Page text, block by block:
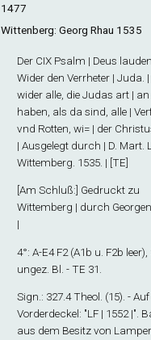
1477
Wittenberg: Georg Rhau 1535
Der CIX Psalm | Deus
Wider den Verrheter | Juda.
wider alle, die Judas art |
haben, als da sind, alle |
vnd Rotten, wi= | der
| Ausgelegt durch | D. Mart.
Wittemberg. 1535. | [TE]
[Am Schluß:] Gedruckt zu
Wittemberg | durch
|
4°: A-E4F2 (A1b u. F2b leer),
ungez. Bl. - TE 31.
Sign.: 327.4 Theol. (15). -
Vorderdeckel: "LF | 1552 |".
aus dem Besitz von